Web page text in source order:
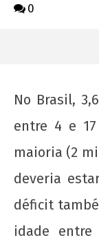
0
No Brasil,
entre 4 e
maioria (2
deveria
déficit
idade